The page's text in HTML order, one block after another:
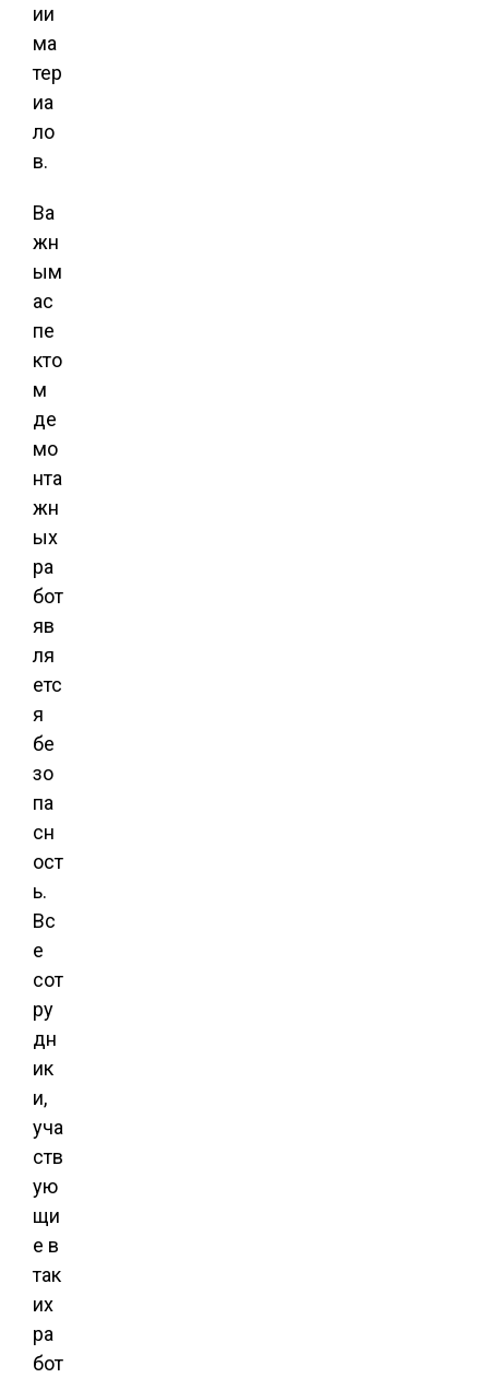
ии
ма
тер
иа
ло
в.
Ва
жн
ым
ас
пе
кто
м
де
мо
нта
жн
ых
ра
бот
яв
ля
етс
я
бе
зо
па
сн
ост
ь.
Вс
е
сот
ру
дн
ик
и,
уча
ств
ую
щи
е в
так
их
ра
бот